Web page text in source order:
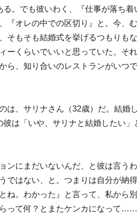
。でも彼いわく、『仕事が落ち着
『オレの中での区切り』と。今、
そもそも結婚式を挙げるつもりも
ーくらいでいいと思っていた。そ
ら、知り合いのレストランがいつ
は、サリナさん（32歳）だ。結婚
は「いや、サリナと結婚したい
ンにまだいないんだ、と彼は言う
ではない、と。つまりは自分が納
ね。わかった』と言って、私から
って何？とまたケンカになって……